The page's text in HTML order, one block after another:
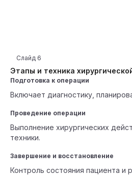
Этапы и техника
Слайд 6
Подготовка к операции
Включает диагностику,
Проведение операции
Выполнение хирургических
техники.
Завершение и восстановление
Контроль состояния пациента и